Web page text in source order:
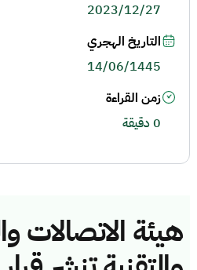
هيئة الاتصالات
2023/12/27
التاريخ الهجري
14/06/1445
زمن القراءة
0 دقيقة